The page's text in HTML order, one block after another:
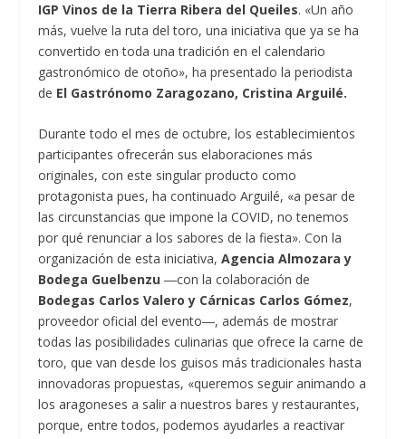
IGP Vinos de la Tierra Ribera del Queiles. «Un año
más, vuelve la ruta del toro, una iniciativa que ya se ha
convertido en toda una tradición en el calendario
gastronómico de otoño», ha presentado la periodista
de El Gastrónomo Zaragozano, Cristina Arguilé.
Durante todo el mes de octubre, los establecimientos
participantes ofrecerán sus elaboraciones más
originales, con este singular producto como
protagonista pues, ha continuado Arguilé, «a pesar de
las circunstancias que impone la COVID, no tenemos
por qué renunciar a los sabores de la fiesta». Con la
organización de esta iniciativa,Agencia Almozara y
Bodega Guelbenzu ―con la colaboración de
Bodegas Carlos Valero y Cárnicas Carlos Gómez,
proveedor oficial del evento―, además de mostrar
todas las posibilidades culinarias que ofrece la carne de
toro, que van desde los guisos más tradicionales hasta
innovadoras propuestas, «queremos seguir animando a
los aragoneses a salir a nuestros bares y restaurantes,
porque, entre todos, podemos ayudarles a reactivar